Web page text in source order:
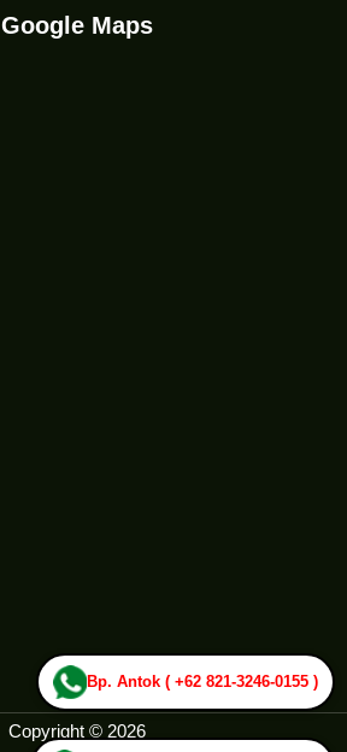
Bp. Antok ( +62 821-3246-0155 )
Google Maps
Copyright © 2026